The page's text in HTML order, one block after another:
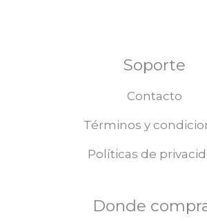
Soporte
Contacto
Términos y
Políticas de
Donde